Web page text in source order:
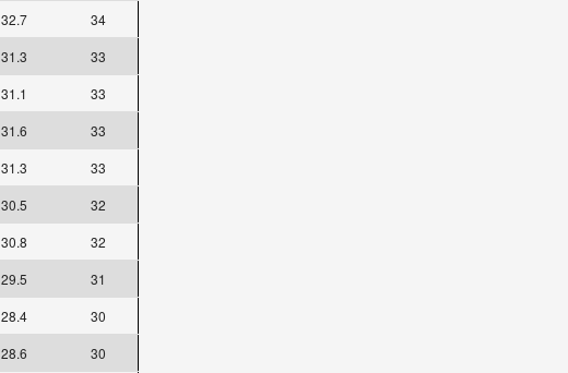
32.7
34
31.3
33
31.1
33
31.6
33
31.3
33
30.5
32
30.8
32
29.5
31
28.4
30
28.6
30